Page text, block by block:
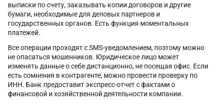
выписки по счету, заказывать копии договоров и другие
бумаги, необходимые для деловых партнеров и
государственных органов. Есть функция моментальных
платежей.
Все операции проходят с SMS-уведомлением, поэтому можно
не опасаться мошенников. Юридическое лицо может
изменять данные о себе дистанционно, не посещая офис. Если
есть сомнения в контрагенте, можно провести проверку по
ИНН. Банк предоставит экспресс-отчет с фактами о
финансовой и хозяйственной деятельности компании.